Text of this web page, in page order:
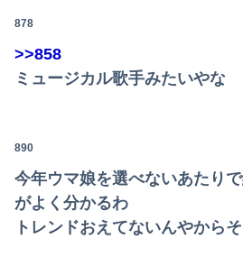
878
>>858
ミュージカル歌手みたいやな
890
今年ウマ娘を選べないあたり
がよく分かるわ
トレンドおえてないんやから